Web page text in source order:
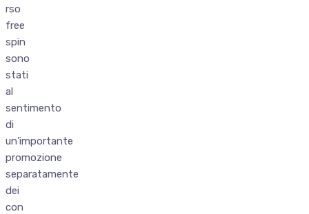
rso
free
spin
sono
stati
al
sentimento
di
un’importante
promozione
separatamente
dei
con